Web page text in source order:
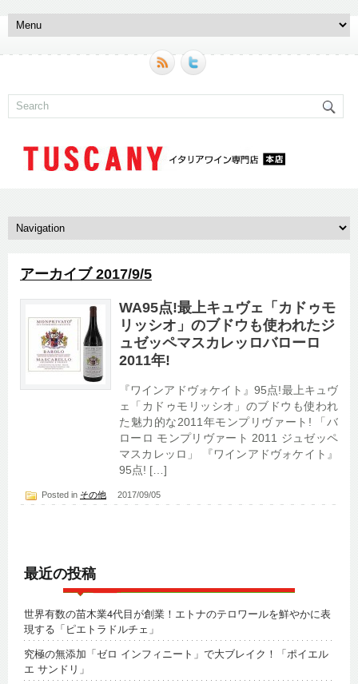
アーカイブ 2017/9/5
WA95点!最上キュヴェ「カドゥモ
リッシオ」のブドウも使われたジ
ュゼッペマスカレッロバローロ
2011年!
『ワインアドヴォケイト』95点!最上キュヴ
ェ「カドゥモリッシオ」のブドウも使われ
た魅力的な2011年モンプリヴァート! 「バ
ローロ モンプリヴァート 2011 ジュゼッペ
マスカレッロ」 『ワインアドヴォケイト』
95点! […]
Posted in その他 2017/09/05
最近の投稿
世界有数の苗木業4代目が創業！エトナのテロワールを鮮やかに表
現する「ピエトラドルチェ」
究極の無添加「ゼロ インフィニート」で大ブレイク！「ポイエル
エ サンドリ」